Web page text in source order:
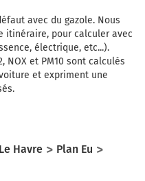
avec du gazole. Nous
itinéraire, pour calculer avec
électrique, etc...).
NOX et PM10 sont calculés
et expriment une
Havre
Plan Eu